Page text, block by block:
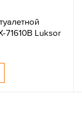
71610B Luksor